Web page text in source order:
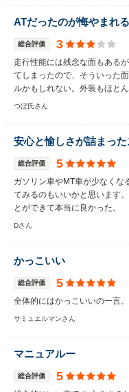
ATだったのが悔やまれる
総合評価 3
走行性能には残念な面もある
てしまったので、そういった
ルかもしれない。外装もほと
つぼ氏さん
安心と愉しさが詰まっ
総合評価 5
ガソリン車やMT車が少なくな
てみるのもいいかと思います
とができて本当に良かった。
Dさん
かっこいい
総合評価 5
全体的にはかっこいいの一言
サミュエルマンさん
マニュアルー
総合評価 5